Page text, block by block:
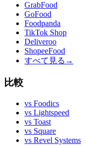
GrabFood
GoFood
Foodpanda
TikTok Shop
Deliveroo
ShopeeFood
すべて見る →
比較
vs Foodics
vs Lightspeed
vs Toast
vs Square
vs Revel Systems